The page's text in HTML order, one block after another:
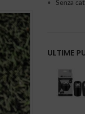
Senza
ULTIME